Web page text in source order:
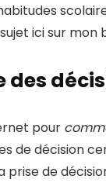
ici sur
des
pour
de décision
de